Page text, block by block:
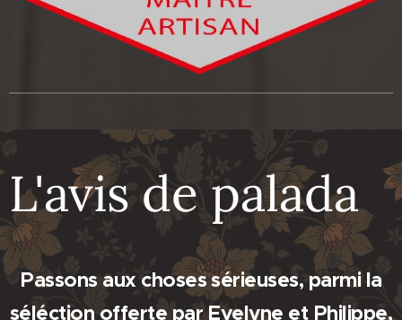
L'avis de palada
Passons aux choses sérieuses, parmi la
séléction offerte par Evelyne et Philippe,